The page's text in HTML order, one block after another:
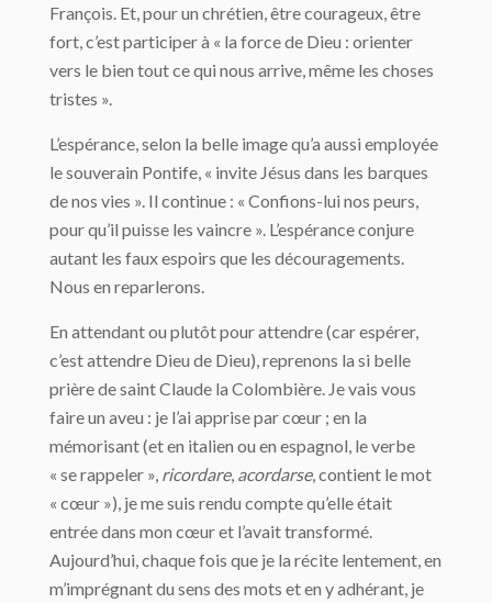
François. Et, pour un chrétien, être courageux, être
fort, c’est participer à « la force de Dieu : orienter
vers le bien tout ce qui nous arrive, même les choses
tristes ».
L’espérance, selon la belle image qu’a aussi employée
le souverain Pontife, « invite Jésus dans les barques
de nos vies ». Il continue : « Confions-lui nos peurs,
pour qu’il puisse les vaincre ». L’espérance conjure
autant les faux espoirs que les découragements.
Nous en reparlerons.
En attendant ou plutôt pour attendre (car espérer,
c’est attendre Dieu de Dieu), reprenons la si belle
prière de saint Claude la Colombière. Je vais vous
faire un aveu : je l’ai apprise par cœur ; en la
mémorisant (et en italien ou en espagnol, le verbe
« se rappeler », ricordare, acordarse, contient le mot
« cœur »), je me suis rendu compte qu’elle était
entrée dans mon cœur et l’avait transformé.
Aujourd’hui, chaque fois que je la récite lentement, en
m’imprégnant du sens des mots et en y adhérant, je